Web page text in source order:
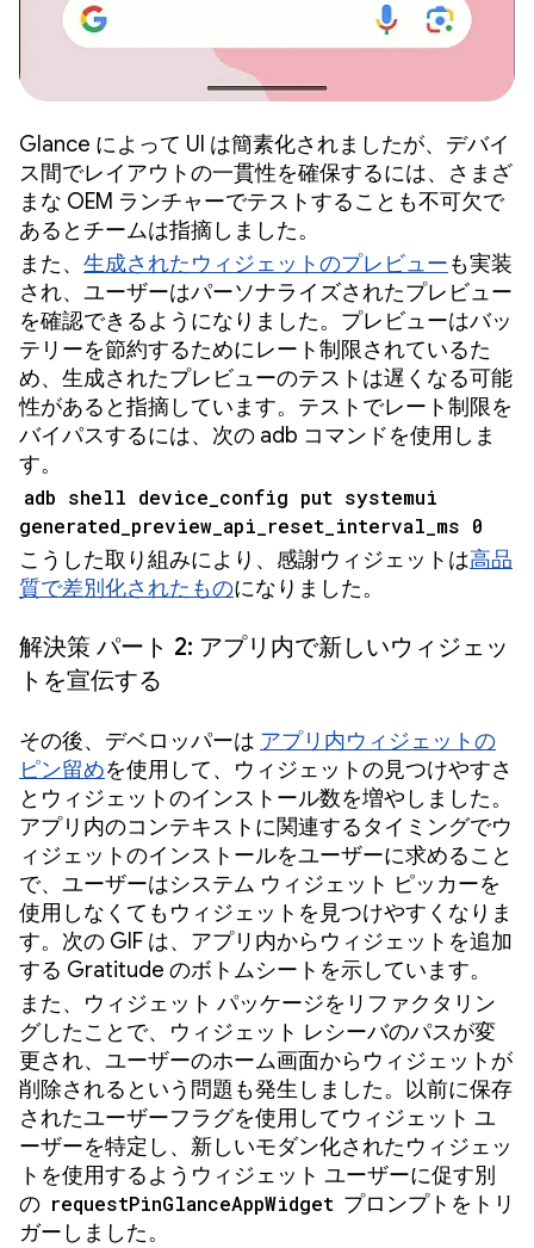
Glance によって UI は簡素化されましたが、デバイ
ス間でレイアウトの一貫性を確保するには、さまざ
まな OEM ランチャーでテストすることも不可欠で
あるとチームは指摘しました。
また、 生成されたウィジェットのプレビューも実装
され、ユーザーはパーソナライズされたプレビュー
を確認できるようになりました。プレビューはバッ
テリーを節約するためにレート制限されているた
め、生成されたプレビューのテストは遅くなる可能
性があると指摘しています。テストでレート制限を
バイパスするには、次の adb コマンドを使用しま
す。
adb shell device_config put systemui
generated_preview_api_reset_interval_ms 0
こうした取り組みにより、感謝ウィジェットは高品
質で差別化されたものになりました。
解決策 パート 2: アプリ内で新しいウィジェッ
トを宣伝する
その後、デベロッパーは アプリ内ウィジェットの
ピン留めを使用して、ウィジェットの見つけやすさ
とウィジェットのインストール数を増やしました。
アプリ内のコンテキストに関連するタイミングでウ
ィジェットのインストールをユーザーに求めること
で、ユーザーはシステム ウィジェット ピッカーを
使用しなくてもウィジェットを見つけやすくなりま
す。次の GIF は、アプリ内からウィジェットを追加
する Gratitude のボトムシートを示しています。
また、ウィジェット パッケージをリファクタリン
グしたことで、ウィジェット レシーバのパスが変
更され、ユーザーのホーム画面からウィジェットが
削除されるという問題も発生しました。以前に保存
されたユーザーフラグを使用してウィジェット ユ
ーザーを特定し、新しいモダン化されたウィジェッ
トを使用するようウィジェット ユーザーに促す別
の requestPinGlanceAppWidget プロンプトをトリ
ガーしました。